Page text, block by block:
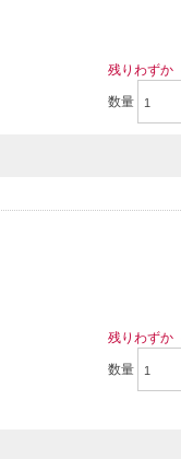
残りわずか
数量
残りわずか
数量